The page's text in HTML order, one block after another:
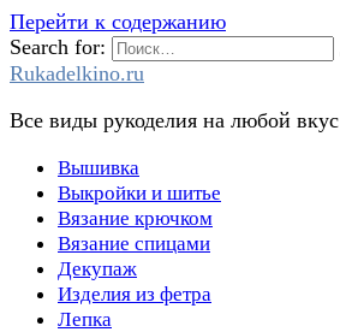
Перейти к содержанию
Search for:
Rukadelkino.ru
Все виды рукоделия на любой вкус
Вышивка
Выкройки и шитье
Вязание крючком
Вязание спицами
Декупаж
Изделия из фетра
Лепка